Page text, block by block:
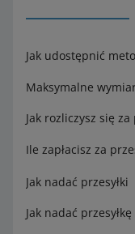
Jak udostępnić
Maksymalne
Jak rozliczysz się za
Ile zapłacisz za
Jak nadać przesyłki
Jak nadać